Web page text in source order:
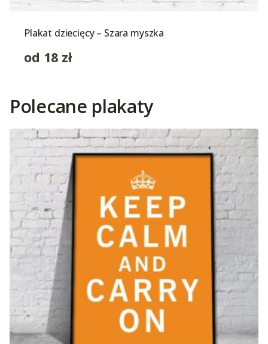
Plakat dziecięcy – Szara myszka
od 18 zł
Polecane plakaty